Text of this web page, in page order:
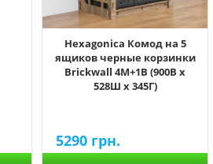
Hexagonica Комод на 5
ящиков черные корзинки
Brickwall 4М+1В (900В х
528Ш х 345Г)
5290 грн.